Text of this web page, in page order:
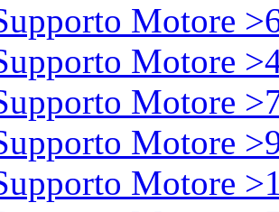
Motore
Motore
Motore
Motore
Motore